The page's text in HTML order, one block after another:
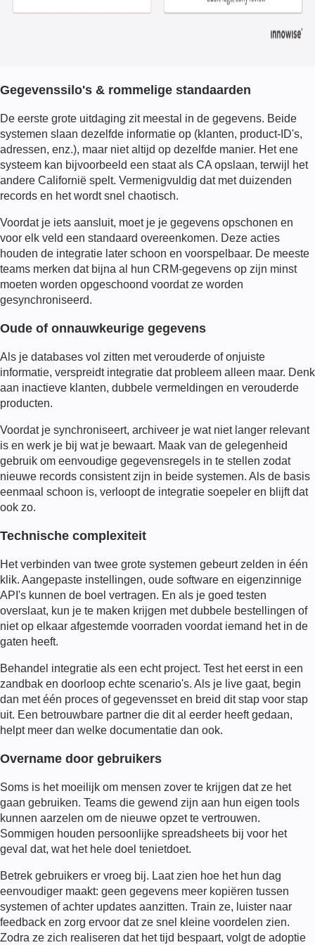
Gegevenssilo's & rommelige standaarden
De eerste grote uitdaging zit meestal in de gegevens. Beide
systemen slaan dezelfde informatie op (klanten, product-ID's,
adressen, enz.), maar niet altijd op dezelfde manier. Het ene
systeem kan bijvoorbeeld een staat als CA opslaan, terwijl het
andere Californië spelt. Vermenigvuldig dat met duizenden
records en het wordt snel chaotisch.
Voordat je iets aansluit, moet je je gegevens opschonen en
voor elk veld een standaard overeenkomen. Deze acties
houden de integratie later schoon en voorspelbaar. De meeste
teams merken dat bijna al hun CRM-gegevens op zijn minst
moeten worden opgeschoond voordat ze worden
gesynchroniseerd.
Oude of onnauwkeurige gegevens
Als je databases vol zitten met verouderde of onjuiste
informatie, verspreidt integratie dat probleem alleen maar. Denk
aan inactieve klanten, dubbele vermeldingen en verouderde
producten.
Voordat je synchroniseert, archiveer je wat niet langer relevant
is en werk je bij wat je bewaart. Maak van de gelegenheid
gebruik om eenvoudige gegevensregels in te stellen zodat
nieuwe records consistent zijn in beide systemen. Als de basis
eenmaal schoon is, verloopt de integratie soepeler en blijft dat
ook zo.
Technische complexiteit
Het verbinden van twee grote systemen gebeurt zelden in één
klik. Aangepaste instellingen, oude software en eigenzinnige
API's kunnen de boel vertragen. En als je goed testen
overslaat, kun je te maken krijgen met dubbele bestellingen of
niet op elkaar afgestemde voorraden voordat iemand het in de
gaten heeft.
Behandel integratie als een echt project. Test het eerst in een
zandbak en doorloop echte scenario's. Als je live gaat, begin
dan met één proces of gegevensset en breid dit stap voor stap
uit. Een betrouwbare partner die dit al eerder heeft gedaan,
helpt meer dan welke documentatie dan ook.
Overname door gebruikers
Soms is het moeilijk om mensen zover te krijgen dat ze het
gaan gebruiken. Teams die gewend zijn aan hun eigen tools
kunnen aarzelen om de nieuwe opzet te vertrouwen.
Sommigen houden persoonlijke spreadsheets bij voor het
geval dat, wat het hele doel tenietdoet.
Betrek gebruikers er vroeg bij. Laat zien hoe het hun dag
eenvoudiger maakt: geen gegevens meer kopiëren tussen
systemen of achter updates aanzitten. Train ze, luister naar
feedback en zorg ervoor dat ze snel kleine voordelen zien.
Zodra ze zich realiseren dat het tijd bespaart, volgt de adoptie